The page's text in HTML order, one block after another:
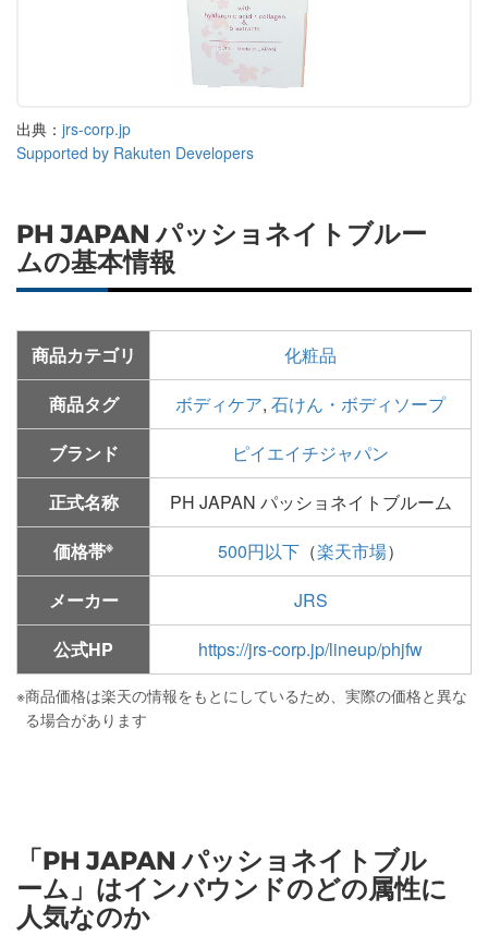
出典： jrs-corp.jp
Supported by Rakuten Developers
PH JAPAN パッショネイトブルー
ムの基本情報
商品カテゴリ
化粧品
商品タグ
ボディケア, 石けん・ボディソープ
ブランド
ピイエイチジャパン
正式名称
PH JAPAN パッショネイトブルーム
価格帯※ 500円以下（楽天市場）
メーカー
JRS
公式HP
https://jrs-corp.jp/lineup/phjfw
※商品価格は楽天の情報をもとにしているため、実際の価格と異な
る場合があります
「PH JAPAN パッショネイトブル
ーム」はインバウンドのどの属性に
人気なのか